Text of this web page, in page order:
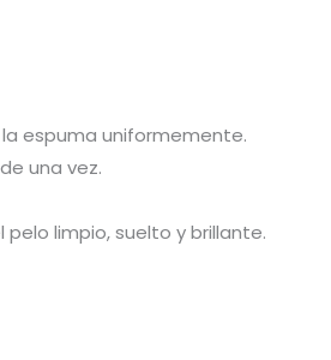
espuma uniformemente.
una vez.
limpio, suelto y brillante.